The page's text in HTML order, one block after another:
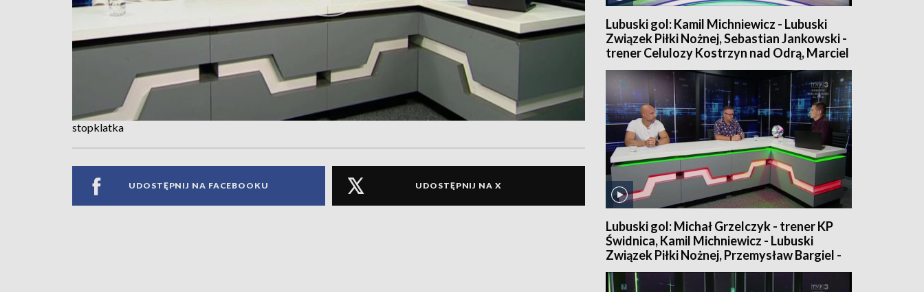
stopklatka
UDOSTĘPNIJ NA FACEBOOKU UDOSTĘPNIJ NA X
Lubuski gol: Kamil Michniewicz - Lubuski
Związek Piłki Nożnej, Sebastian Jankowski -
trener Celulozy Kostrzyn nad Odrą, Marciel
Stieler - pomocnik Celulozy Kostrzyn nad
Odrą
Lubuski gol: Michał Grzelczyk - trener KP
Świdnica, Kamil Michniewicz - Lubuski
Związek Piłki Nożnej, Przemysław Bargiel -
pomocnik Lechii Zielona Góra, Jakub
Bursztyn - bramkarz Lechii Zielona Góra